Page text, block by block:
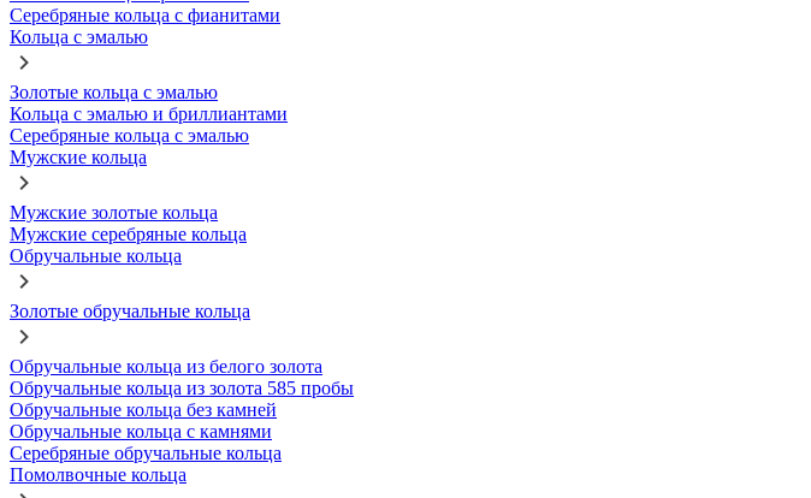
Серебряные кольца с фианитами
Кольца с эмалью
Золотые кольца с эмалью
Кольца с эмалью и бриллиантами
Серебряные кольца с эмалью
Мужские кольца
Мужские золотые кольца
Мужские серебряные кольца
Обручальные кольца
Золотые обручальные кольца
Обручальные кольца из белого золота
Обручальные кольца из золота 585 пробы
Обручальные кольца без камней
Обручальные кольца с камнями
Серебряные обручальные кольца
Помолвочные кольца